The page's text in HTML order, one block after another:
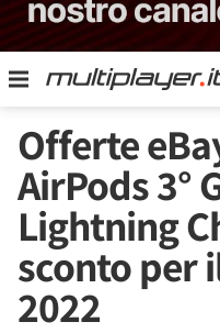
Offerte
AirPods 3°
Lightning
sconto per
2022